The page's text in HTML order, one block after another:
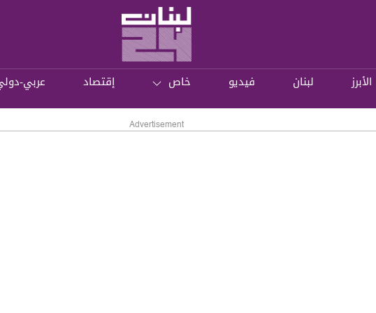
الأبرز لبنان فيديو خاص إقتصاد عربي-
Advertisement